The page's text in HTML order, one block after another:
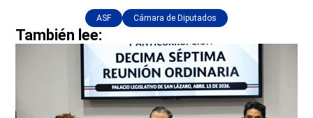
ASF Cámara de Diputados
También lee: